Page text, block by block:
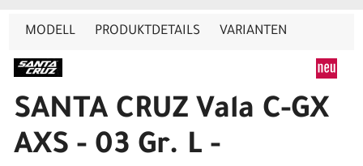
MODELL PRODUKTDETAILS VARIANTEN
SANTA CRUZ Vala C-GX
AXS - 03 Gr. L -